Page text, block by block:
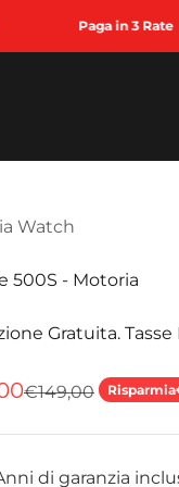
3 Rate
Watch
500S - Motoria
Gratuita. Tasse
scontato
Prezzo
€149,00 Risparmia
di garanzia